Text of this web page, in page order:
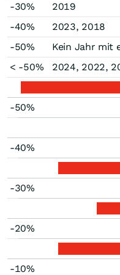
-30%
2019
-40%
2023, 2018
-50%
Kein Jahr mit
< -50%
2024, 2022,
-50%
-40%
-30%
-20%
-10%